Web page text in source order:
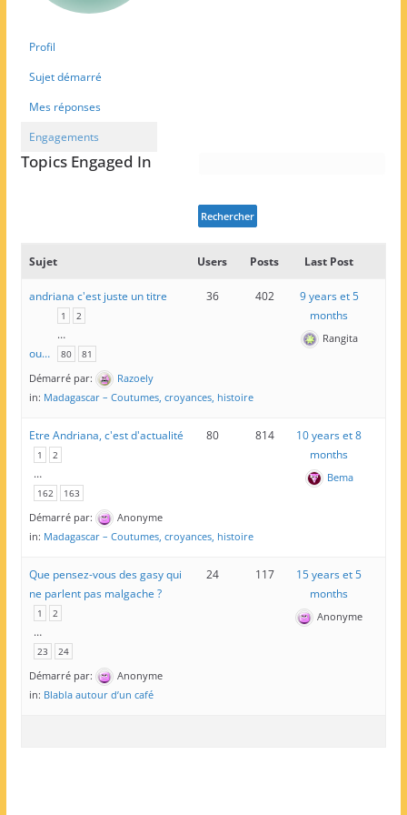
Profil
Sujet démarré
Mes réponses
Engagements
Topics Engaged In
Sujet Users Posts Last Post
andriana c'est juste un titre
ou…
1 2
…
80 81
Démarré par:
Razoely
in: Madagascar – Coutumes, croyances, histoire
36 402
9 years et 5
months
Rangita
Etre Andriana, c'est d'actualité
1 2
…
162 163
Démarré par:
Anonyme
in: Madagascar – Coutumes, croyances, histoire
80 814
10 years et 8
months
Bema
Que pensez-vous des gasy qui
ne parlent pas malgache ?
1 2
…
23 24
Démarré par:
Anonyme
in: Blabla autour d’un café
24 117
15 years et 5
months
Anonyme